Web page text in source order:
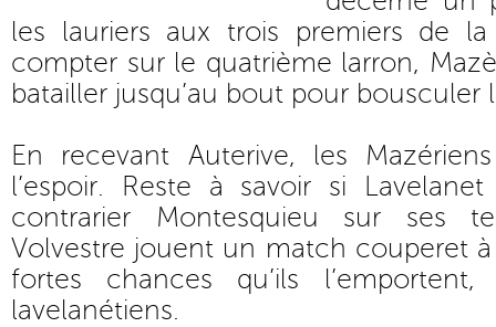
les lauriers aux trois premiers de la
compter sur le quatrième larron,
batailler jusqu’au bout pour bousculer
En recevant Auterive, les
l’espoir. Reste à savoir si
contrarier Montesquieu sur ses
Volvestre jouent un match couperet
fortes chances qu’ils
lavelanétiens.